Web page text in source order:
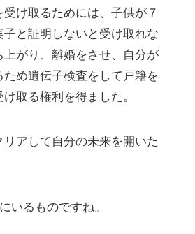
受け取るためには、子供が７
子と証明しないと受け取れな
上がり、離婚をさせ、自分が
め遺伝子検査をして戸籍を
取る権利を得ました。
アして自分の未来を開いた
いるものですね。